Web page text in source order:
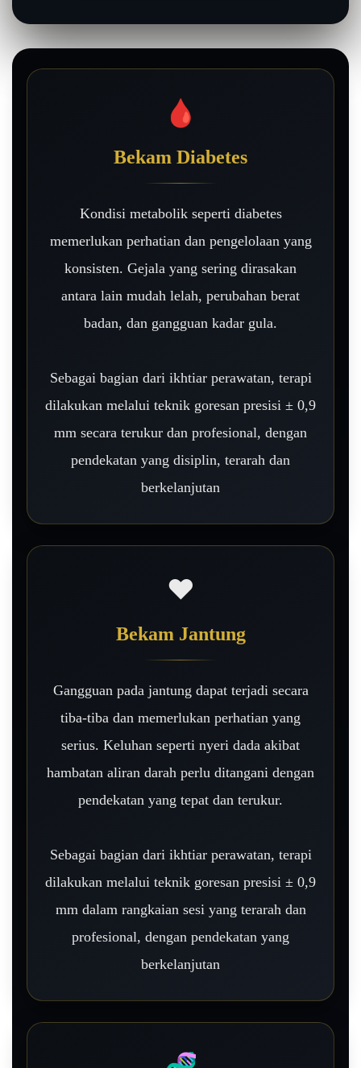
🩸
Bekam Diabetes
Kondisi metabolik seperti diabetes
memerlukan perhatian dan pengelolaan yang
konsisten. Gejala yang sering dirasakan
antara lain mudah lelah, perubahan berat
badan, dan gangguan kadar gula.
Sebagai bagian dari ikhtiar perawatan, terapi
dilakukan melalui teknik goresan presisi ± 0,9
mm secara terukur dan profesional, dengan
pendekatan yang disiplin, terarah dan
berkelanjutan
❤️
Bekam Jantung
Gangguan pada jantung dapat terjadi secara
tiba-tiba dan memerlukan perhatian yang
serius. Keluhan seperti nyeri dada akibat
hambatan aliran darah perlu ditangani dengan
pendekatan yang tepat dan terukur.
Sebagai bagian dari ikhtiar perawatan, terapi
dilakukan melalui teknik goresan presisi ± 0,9
mm dalam rangkaian sesi yang terarah dan
profesional, dengan pendekatan yang
berkelanjutan